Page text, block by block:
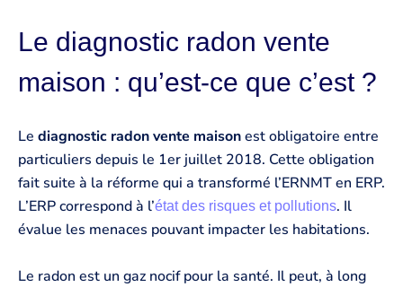
Le diagnostic radon vente
maison : qu’est-ce que c’est ?
Le diagnostic radon vente maisonest obligatoire entre
particuliers depuis le 1er juillet 2018. Cette obligation
fait suite à la réforme qui a transformé l’ERNMT en ERP.
L’ERP correspond à l’état des risques et pollutions. Il
évalue les menaces pouvant impacter les habitations.
Le radon est un gaz nocif pour la santé. Il peut, à long